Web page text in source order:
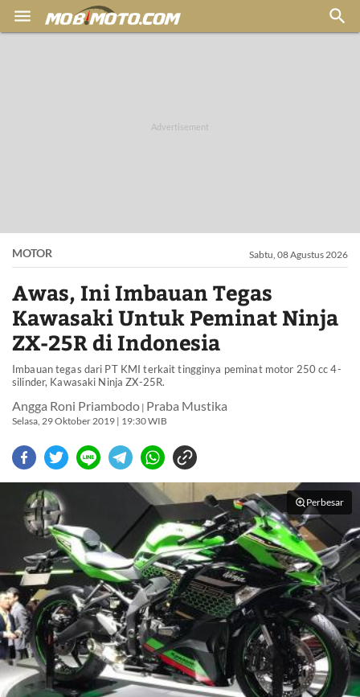
 
MOTOR Sabtu, 08 Agustus 2026
Awas, Ini Imbauan Tegas
Kawasaki Untuk Peminat Ninja
ZX-25R di Indonesia
Imbauan tegas dari PT KMI terkait tingginya peminat motor 250 cc 4-
silinder, Kawasaki Ninja ZX-25R.
Angga Roni Priambodo | Praba Mustika
Selasa, 29 Oktober 2019 | 19:30 WIB
Perbesar